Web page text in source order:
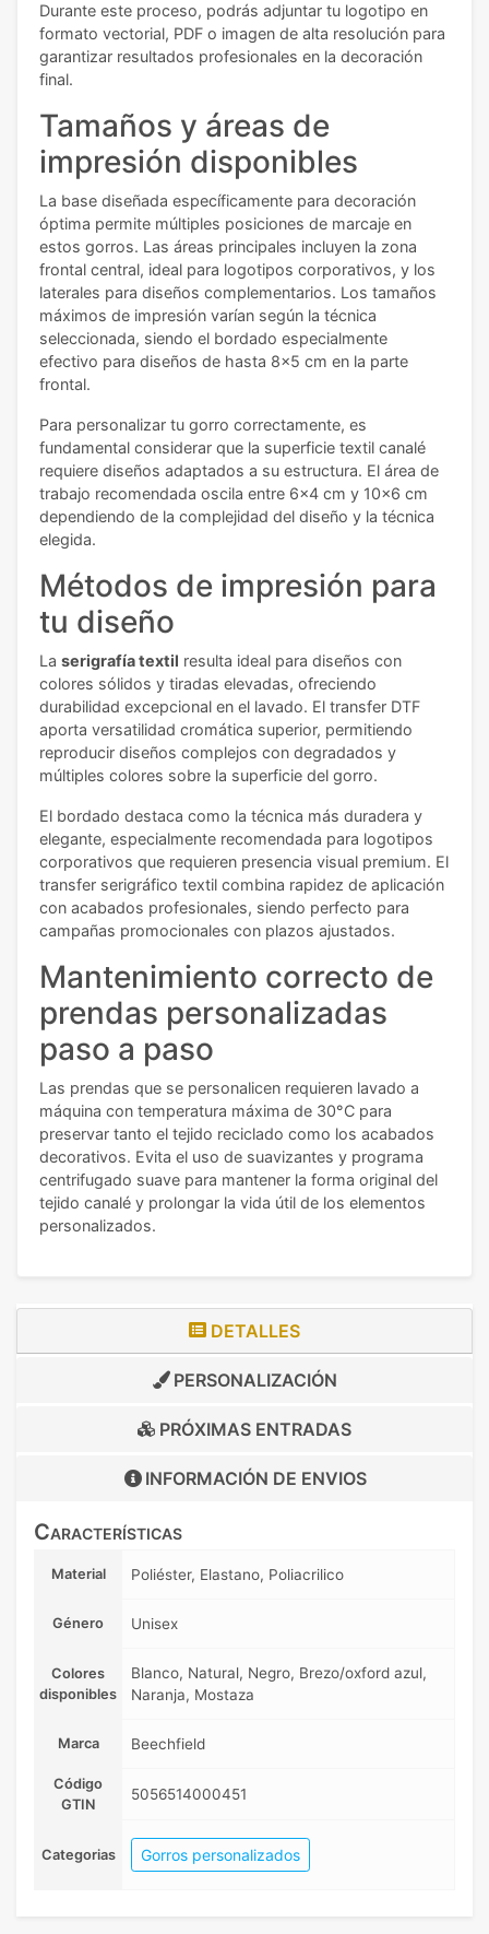
Durante este proceso, podrás adjuntar tu logotipo en
formato vectorial, PDF o imagen de alta resolución para
garantizar resultados profesionales en la decoración
final.
Tamaños y áreas de
impresión disponibles
La base diseñada específicamente para decoración
óptima permite múltiples posiciones de marcaje en
estos gorros. Las áreas principales incluyen la zona
frontal central, ideal para logotipos corporativos, y los
laterales para diseños complementarios. Los tamaños
máximos de impresión varían según la técnica
seleccionada, siendo el bordado especialmente
efectivo para diseños de hasta 8x5 cm en la parte
frontal.
Para personalizar tu gorro correctamente, es
fundamental considerar que la superficie textil canalé
requiere diseños adaptados a su estructura. El área de
trabajo recomendada oscila entre 6x4 cm y 10x6 cm
dependiendo de la complejidad del diseño y la técnica
elegida.
Métodos de impresión para
tu diseño
La serigrafía textil resulta ideal para diseños con
colores sólidos y tiradas elevadas, ofreciendo
durabilidad excepcional en el lavado. El transfer DTF
aporta versatilidad cromática superior, permitiendo
reproducir diseños complejos con degradados y
múltiples colores sobre la superficie del gorro.
El bordado destaca como la técnica más duradera y
elegante, especialmente recomendada para logotipos
corporativos que requieren presencia visual premium. El
transfer serigráfico textil combina rapidez de aplicación
con acabados profesionales, siendo perfecto para
campañas promocionales con plazos ajustados.
Mantenimiento correcto de
prendas personalizadas
paso a paso
Las prendas que se personalicen requieren lavado a
máquina con temperatura máxima de 30°C para
preservar tanto el tejido reciclado como los acabados
decorativos. Evita el uso de suavizantes y programa
centrifugado suave para mantener la forma original del
tejido canalé y prolongar la vida útil de los elementos
personalizados.
DETALLES
PERSONALIZACIÓN
PRÓXIMAS ENTRADAS
INFORMACIÓN DE ENVIOS
Características
Material Poliéster, Elastano, Poliacrilico
Género Unisex
Colores
disponibles
Blanco, Natural, Negro, Brezo/oxford azul,
Naranja, Mostaza
Marca Beechfield
Código
GTIN
5056514000451
Categorias Gorros personalizados